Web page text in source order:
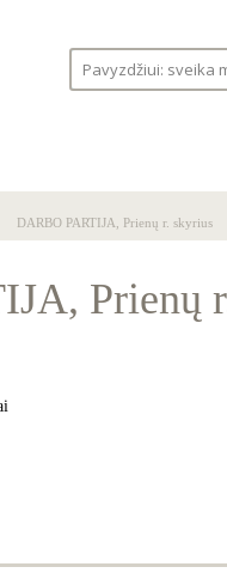
DARBO PARTIJA, Prienų r. skyrius
Prienų